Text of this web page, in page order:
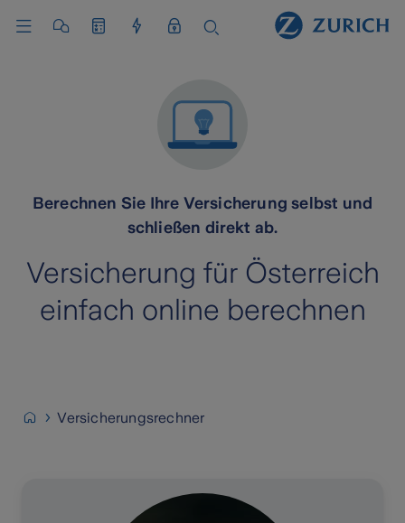
Berechnen Sie Ihre Versicherung selbst und
schließen direkt ab.
Versicherung für Österreich
einfach online berechnen
Versicherungsrechner